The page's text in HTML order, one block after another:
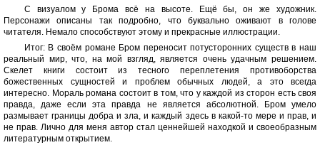
С визуалом у Брома всё на высоте. Ещё бы, он же художник.
Персонажи описаны так подробно, что буквально оживают в голове
читателя. Немало способствуют этому и прекрасные иллюстрации.
Итог: В своём романе Бром переносит потусторонних существ в наш
реальный мир, что, на мой взгляд, является очень удачным решением.
Скелет книги состоит из тесного переплетения противоборства
божественных сущностей и проблем обычных людей, а это всегда
интересно. Мораль романа состоит в том, что у каждой из сторон есть своя
правда, даже если эта правда не является абсолютной. Бром умело
размывает границы добра и зла, и каждый здесь в какой-то мере и прав, и
не прав. Лично для меня автор стал ценнейшей находкой и своеобразным
литературным открытием.